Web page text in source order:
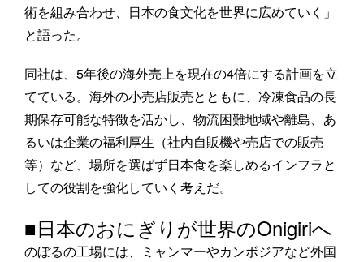
術を組み合わせ、日本の食文化を世界に広めていく」
と語った。
同社は、5年後の海外売上を現在の4倍にする計画を立
てている。海外の小売店販売とともに、冷凍食品の長
期保存可能な特徴を活かし、物流困難地域や離島、あ
るいは企業の福利厚生（社内自販機や売店での販売
等）など、場所を選ばず日本食を楽しめるインフラと
しての役割を強化していく考えだ。
■日本のおにぎりが世界のOnigiriへ
のぼるの工場には、ミャンマーやカンボジアなど外国